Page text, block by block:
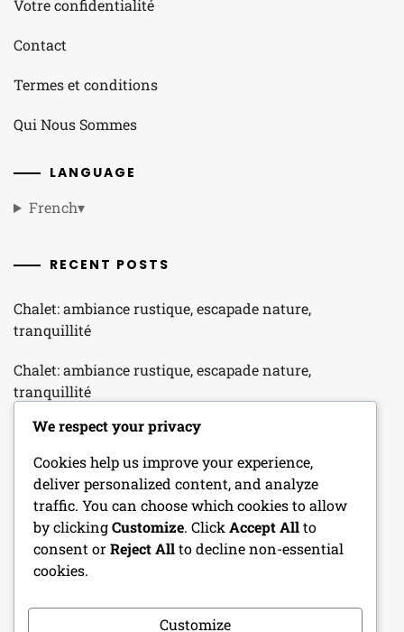
Votre confidentialité
Contact
Termes et conditions
Qui Nous Sommes
LANGUAGE
French▾
RECENT POSTS
Chalet: ambiance rustique, escapade nature,
tranquillité
Chalet: ambiance rustique, escapade nature,
tranquillité
Maison en bois: construction écologique, isolation
naturelle, esthétique
Maison en bois: construction écologique, isolation
naturelle, esthétique
Maison en bois: construction écologique, isolation
naturelle, esthétique
We respect your privacy
Cookies help us improve your experience,
deliver personalized content, and analyze
traffic. You can choose which cookies to allow
by clickingCustomize. Click Accept Allto
consent orReject Allto decline non-essential
cookies.
Customize